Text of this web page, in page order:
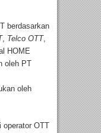
berdasarkan
, Telco OTT,
HOME
oleh PT
oleh
operator OTT